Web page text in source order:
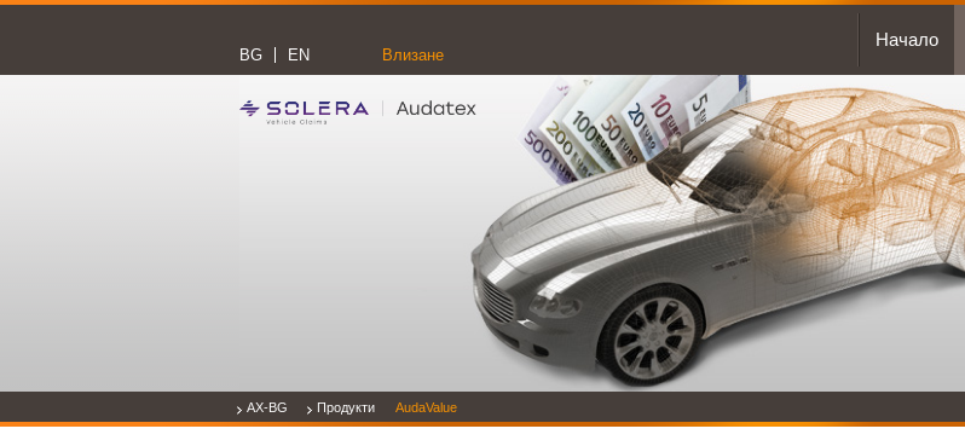
BG EN Влизане
Начало
AX-BG Продукти AudaValue